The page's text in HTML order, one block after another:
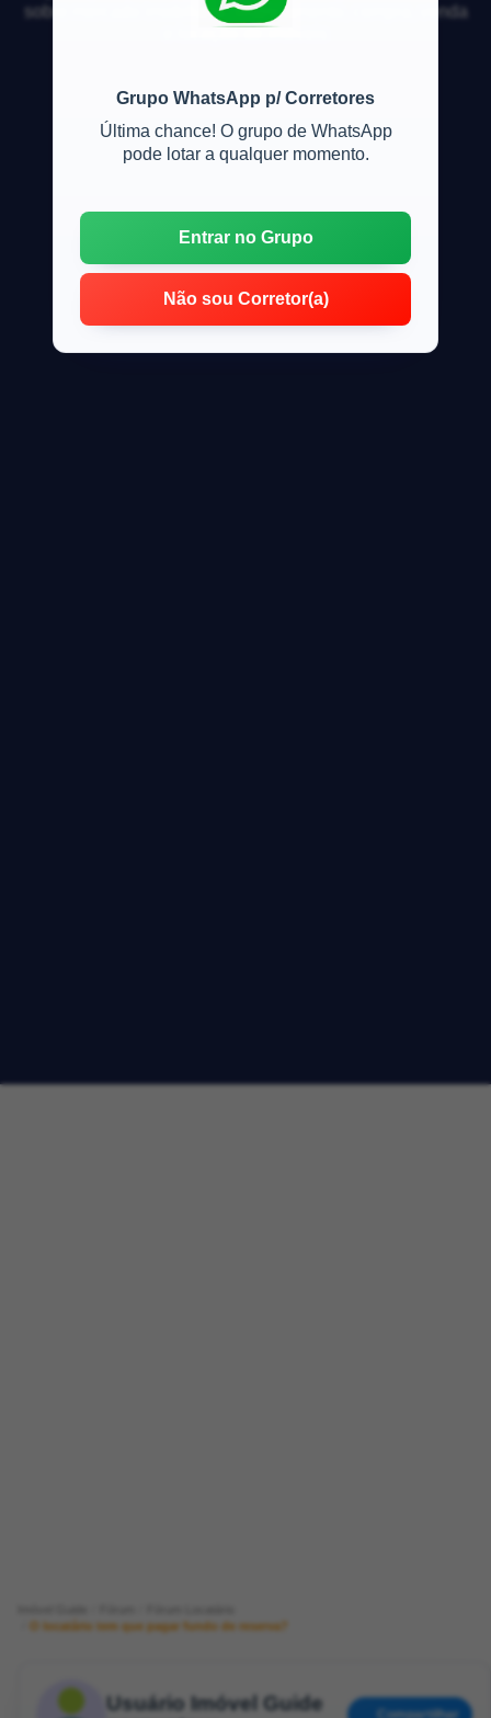
Grupo WhatsApp p/ Corretores
Última chance! O grupo de WhatsApp
pode lotar a qualquer momento.
Entrar no Grupo
Não sou Corretor(a)
sobre mercado imobiliário, financiamento, compra, venda
e locação de imóveis
O locatário tem que pagar fundo de reserva?
Usuário Imóvel Guide